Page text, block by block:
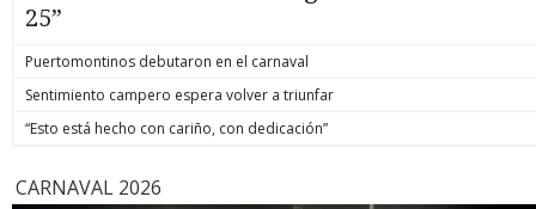
25”
Puertomontinos debutaron en el carnaval
Sentimiento campero espera volver a triunfar
“Esto está hecho con cariño, con dedicación”
CARNAVAL 2026